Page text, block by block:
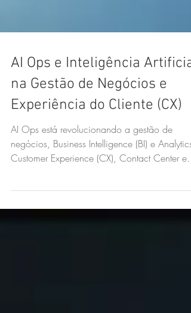
AI Ops e Inteligência Artificial
na Gestão de Negócios e
Experiência do Cliente (CX)
AI Ops está revolucionando a gestão de
Customer Experience (CX), Contact Center e
Gestão.